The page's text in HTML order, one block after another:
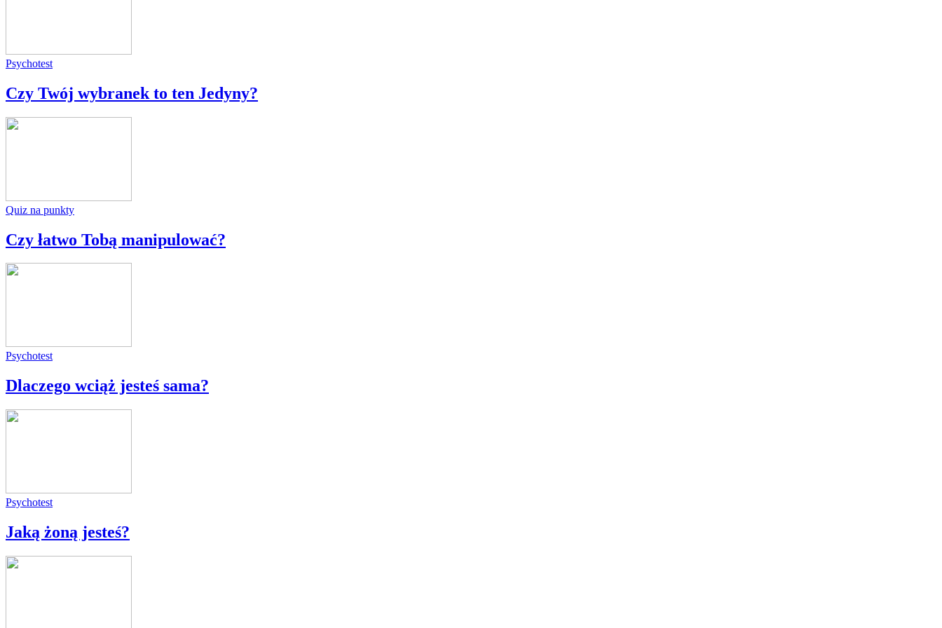
Psychotest
Czy Twój wybranek to ten Jedyny?
Quiz na punkty
Czy łatwo Tobą manipulować?
Psychotest
Dlaczego wciąż jesteś sama?
Psychotest
Jaką żoną jesteś?